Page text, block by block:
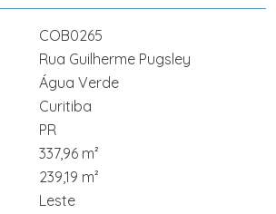
COB0265
Rua Guilherme Pugsley
Água Verde
Curitiba
PR
337,96 m²
239,19 m²
Leste